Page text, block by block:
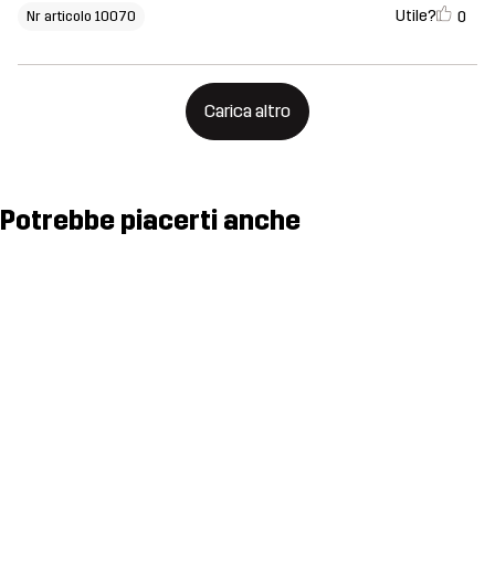
Nr articolo 10070 Utile? 0
Carica altro
Potrebbe piacerti anche